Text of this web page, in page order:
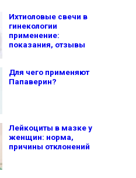
Ихтиоловые свечи в
гинекологии
применение:
показания, отзывы
Для чего применяют
Папаверин?
Лейкоциты в мазке у
женщин: норма,
причины отклонений